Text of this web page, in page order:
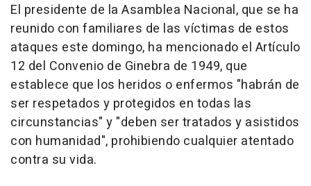
El presidente de la Asamblea Nacional, que se ha
reunido con familiares de las víctimas de estos
ataques este domingo, ha mencionado el Artículo
12 del Convenio de Ginebra de 1949, que
establece que los heridos o enfermos "habrán de
ser respetados y protegidos en todas las
circunstancias" y "deben ser tratados y asistidos
con humanidad", prohibiendo cualquier atentado
contra su vida.